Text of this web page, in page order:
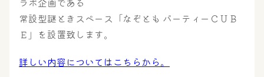
屋内レジャープール
常設型謎ときスペース「なぞとも パーティーＣＵＢ
Ｅ」を設置致します。
詳しい内容についてはこちらから。